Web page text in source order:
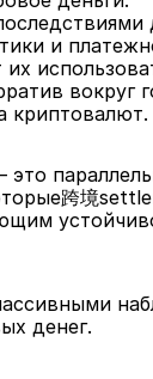
и
вокруг
криптовалют.
跨境
денег.